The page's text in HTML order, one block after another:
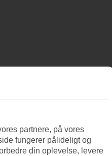
partnere, på vores
fungerer pålideligt og
din oplevelse, levere